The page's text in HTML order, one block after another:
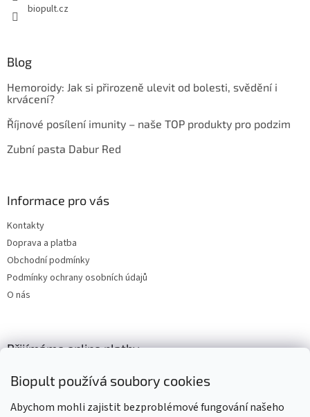
Biopult používá soubory cookies
Abychom mohli zajistit bezproblémové fungování našeho
biopult.cz
Blog
Hemoroidy: Jak si přirozeně ulevit od bolesti, svědění i
krvácení?
Říjnové posílení imunity – naše TOP produkty pro podzim
Zubní pasta Dabur Red
Informace pro vás
Kontakty
Doprava a platba
Obchodní podmínky
Podmínky ochrany osobních údajů
O nás
Přijímáme online platby